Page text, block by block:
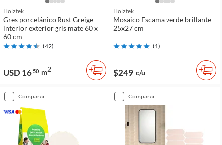
Holztek
Gres porcelánico Rust Greige
interior exterior gris mate 60 x
60 cm
(42)
USD 1650 m2
Holztek
Mosaico Escama verde brillante
25x27 cm
(1)
$249 c/u
comparar comparar